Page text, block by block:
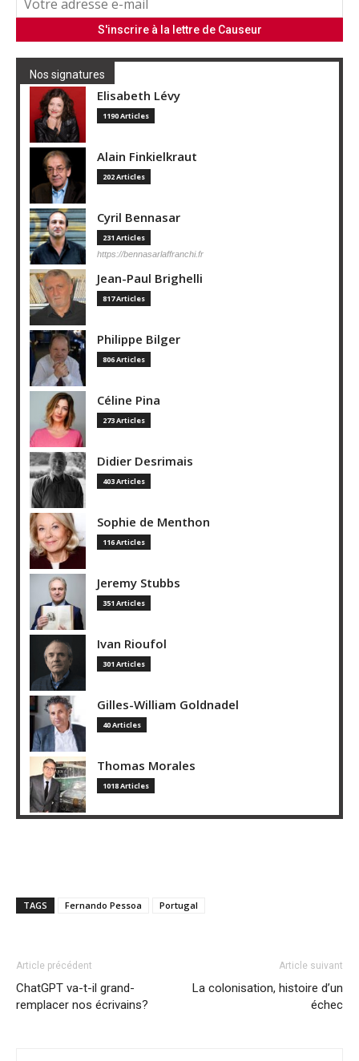
Nos signatures
Elisabeth Lévy
1190 Articles
Alain Finkielkraut
202 Articles
Cyril Bennasar
231 Articles
https://bennasarlaffranchi.fr
Jean-Paul Brighelli
817 Articles
Philippe Bilger
806 Articles
Céline Pina
273 Articles
Didier Desrimais
403 Articles
Sophie de Menthon
116 Articles
Jeremy Stubbs
351 Articles
Ivan Rioufol
301 Articles
Gilles-William Goldnadel
40 Articles
Thomas Morales
1018 Articles
TAGS Fernando Pessoa Portugal
Article précédent
ChatGPT va-t-il grand-
remplacer nos écrivains?
Article suivant
La colonisation, histoire d’un
échec